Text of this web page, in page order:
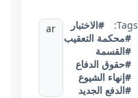
Tags:
#الاختبار
#محكمة التعقيب
#القسمة
#حقوق الدفاع
#إنهاء الشيوع
#الدفع الجديد
ar